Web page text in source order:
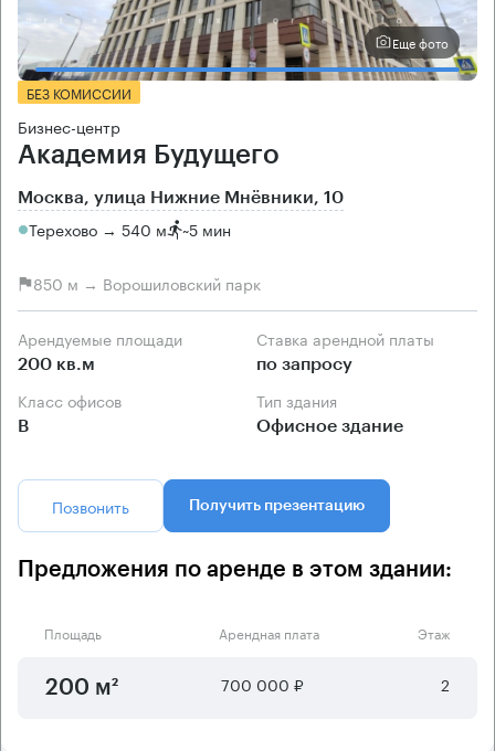
Еще фото
БЕЗ КОМИССИИ
Бизнес-центр
Академия Будущего
Москва, улица Нижние Мнёвники, 10
Терехово → 540 м ~5 мин
850 м → Ворошиловский парк
Арендуемые площади
200 кв.м
Ставка арендной платы
по запросу
Класс офисов
B
Тип здания
Офисное здание
Позвонить Получить презентацию
Предложения по аренде в этом здании:
Площадь Арендная плата Этаж
200 м² 700 000 ₽ 2